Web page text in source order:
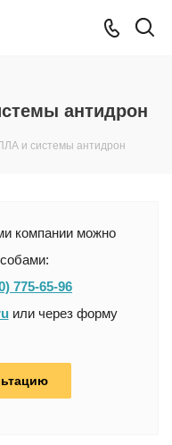
антидрон
и системы антидрон
компании можно
775-65-96
или через форму